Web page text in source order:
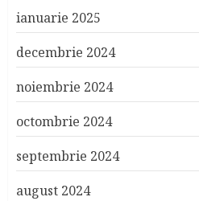
ianuarie 2025
decembrie 2024
noiembrie 2024
octombrie 2024
septembrie 2024
august 2024